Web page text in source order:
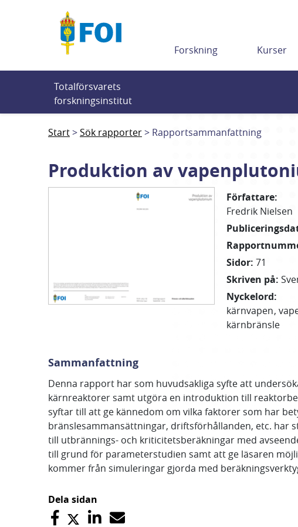
Forskning Kurser
Totalförsvarets
forskningsinstitut
Start Sök rapporter Rapportsammanfattning
Produktion av
Författare:
Fredrik Nielsen
Sidor: 71
Skriven på:
Nyckelord:
kärnvapen
kärnbränsle
Sammanfattning
Denna rapport har som huvudsakliga syfte att
kärnreaktorer samt utgöra en introduktion till
syftar till att ge kännedom om vilka faktorer som har
bränslesammansättningar, driftsförhållanden, etc. har
till utbrännings- och kriticitetsberäkningar med
till grund för parameterstudien samt att ge läsaren
kommer från simuleringar gjorda med
Dela sidan